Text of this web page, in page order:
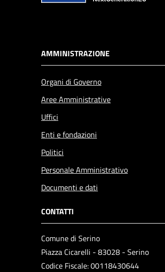
AMMINISTRAZIONE
Organi di Governo
Aree Amministrative
Uffici
Enti e fondazioni
Politici
Personale Amministrativo
Documenti e dati
CONTATTI
Comune di Serino
Piazza Cicarelli - 83028 - Serino
Codice Fiscale: 00118430644